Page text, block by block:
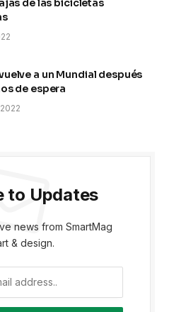
de las bicicletas
a un Mundial después
de espera
to Updates
news from SmartMag
& design.